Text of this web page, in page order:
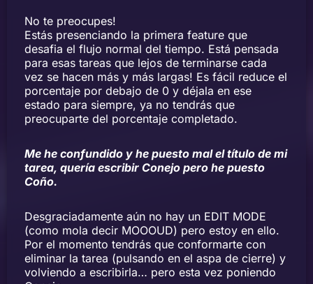
No te preocupes!
Estás presenciando la primera feature que
desafia el flujo normal del tiempo. Está pensada
para esas tareas que lejos de terminarse cada
vez se hacen más y más largas! Es fácil reduce el
porcentaje por debajo de 0 y déjala en ese
estado para siempre, ya no tendrás que
preocuparte del porcentaje completado.
Me he confundido y he puesto mal el título de mi
tarea, quería escribir Conejo pero he puesto
Coño.
Desgraciadamente aún no hay un EDIT MODE
(como mola decir MOOOUD) pero estoy en ello.
Por el momento tendrás que conformarte con
eliminar la tarea (pulsando en el aspa de cierre) y
volviendo a escribirla… pero esta vez poniendo